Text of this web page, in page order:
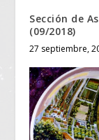
Sección de
(09/2018)
27 septiembre,